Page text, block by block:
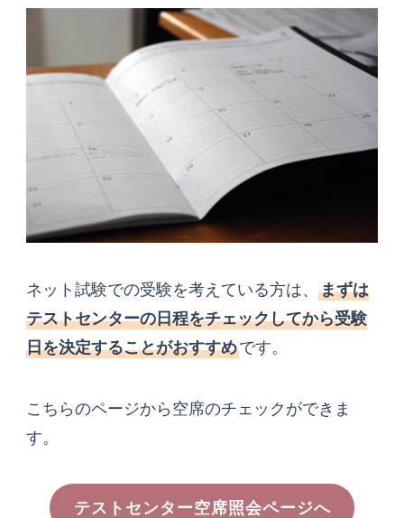
ネット試験での受験を考えている方は、まずは
テストセンターの日程をチェックしてから受験
日を決定することがおすすめです。
こちらのページから空席のチェックができま
す。
テストセンター空席照会ページへ